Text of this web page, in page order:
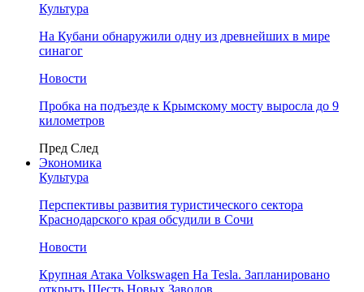
Культура
На Кубани обнаружили одну из древнейших в мире
синагог
Новости
Пробка на подъезде к Крымскому мосту выросла до 9
километров
Пред След
Экономика
Культура
Перспективы развития туристического сектора
Краснодарского края обсудили в Сочи
Новости
Крупная Атака Volkswagen На Tesla. Запланировано
открыть Шесть Новых Заводов